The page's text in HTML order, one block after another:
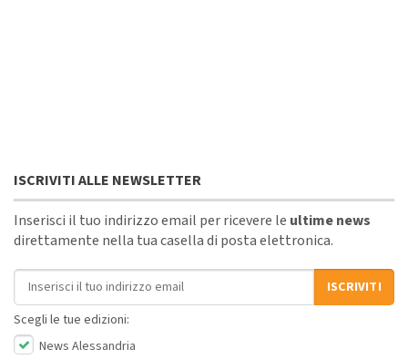
ISCRIVITI ALLE NEWSLETTER
Inserisci il tuo indirizzo email per ricevere le ultime news
direttamente nella tua casella di posta elettronica.
Indirizzo email
ISCRIVITI
Scegli le tue edizioni:
News Alessandria